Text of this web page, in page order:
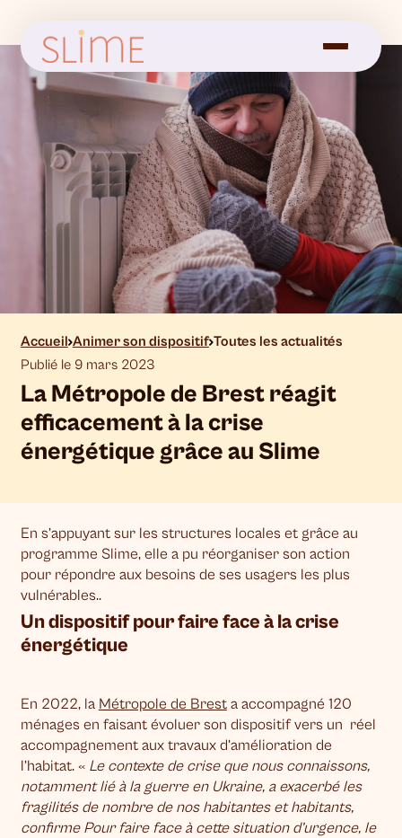
Accueil Animer son dispositif Toutes les actualités
Publié le 9 mars 2023
La Métropole de Brest réagit
efficacement à la crise
énergétique grâce au Slime
En s’appuyant sur les structures locales et grâce au
programme Slime, elle a pu réorganiser son action
pour répondre aux besoins de ses usagers les plus
vulnérables..
Un dispositif pour faire face à la crise
énergétique
En 2022, la Métropole de Bresta accompagné 120
ménages en faisant évoluer son dispositif vers un réel
accompagnement aux travaux d’amélioration de
l’habitat. « Le contexte de crise que nous connaissons,
notamment lié à la guerre en Ukraine, a exacerbé les
fragilités de nombre de nos habitantes et habitants,
confirme Pour faire face à cette situation d’urgence, le